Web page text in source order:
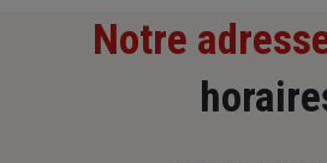
Notre